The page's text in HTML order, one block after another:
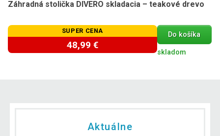
Záhradná stolička DIVERO skladacia – teakové drevo
SUPER CENA
48,99 €
Do košíka
skladom
Aktuálne